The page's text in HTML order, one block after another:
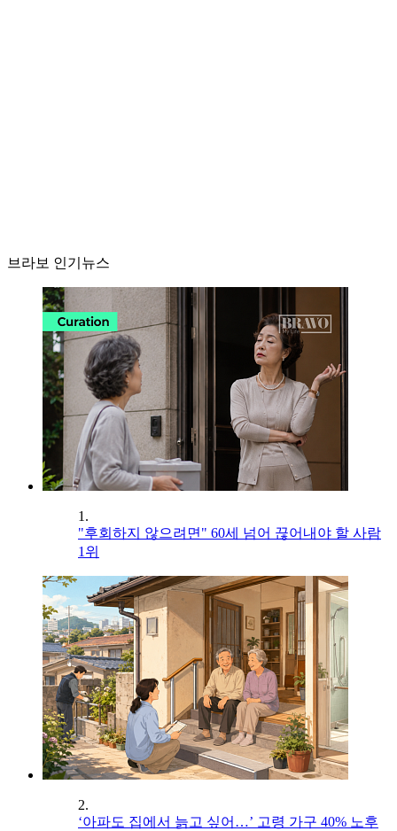
브라보 인기뉴스
1.
"후회하지 않으려면" 60세 넘어 끊어내야 할 사람
1위
2.
‘아파도 집에서 늙고 싶어…’ 고령 가구 40% 노후